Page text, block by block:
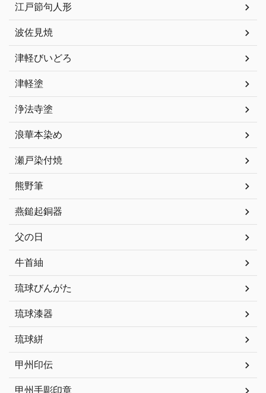
江戸節句人形
波佐見焼
津軽びいどろ
津軽塗
浄法寺塗
浪華本染め
瀬戸染付焼
熊野筆
燕鎚起銅器
父の日
牛首紬
琉球びんがた
琉球漆器
琉球絣
甲州印伝
甲州手彫印章